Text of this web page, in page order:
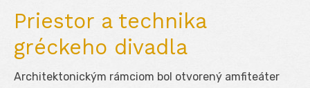
Priestor a technika
gréckeho divadla
Architektonickým rámciom bol otvorený amfiteáter